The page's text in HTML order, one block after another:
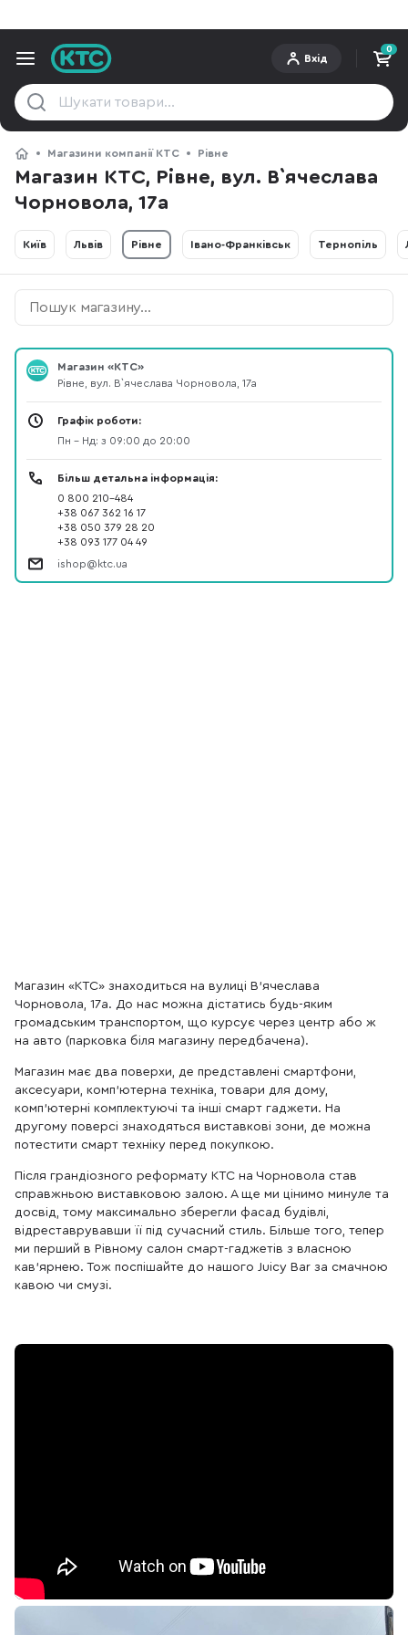
Вхід
0
Магазини компанії KTC Рівне
Магазин КТС, Рівне, вул. В`ячеслава
Чорновола, 17а
Київ Львів Рівне Івано-Франківськ Тернопіль
Магазин «КТС»
Рівне, вул. В`ячеслава Чорновола, 17а
Графік роботи:
Пн - Нд: з 09:00 до 20:00
Більш детальна інформація:
0 800 210-484
+38 067 362 16 17
+38 050 379 28 20
+38 093 177 04 49
ishop@ktc.ua
Магазин «КТС» знаходиться на вулиці В'ячеслава
Чорновола, 17а. До нас можна дістатись будь-яким
громадським транспортом, що курсує через центр або ж
на авто (парковка біля магазину передбачена).
Магазин має два поверхи, де представлені смартфони,
аксесуари, комп'ютерна техніка, товари для дому,
комп'ютерні комплектуючі та інші смарт гаджети. На
другому поверсі знаходяться виставкові зони, де можна
потестити смарт техніку перед покупкою.
Після грандіозного реформату КТС на Чорновола став
справжньою виставковою залою. А ще ми цінимо минуле та
досвід, тому максимально зберегли фасад будівлі,
відреставрувавши її під сучасний стиль. Більше того, тепер
ми перший в Рівному салон смарт-гаджетів з власною
кав'ярнею. Тож поспішайте до нашого Juicy Bar за смачною
кавою чи смузі.